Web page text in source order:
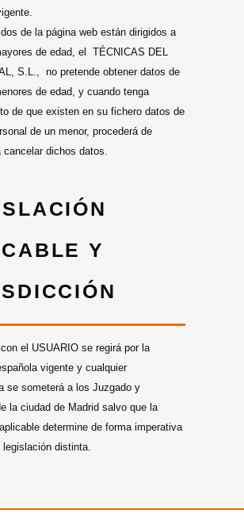
de la página web están dirigidos a
de edad, el TÉCNICAS DEL
S.L., no pretende obtener datos de
de edad, y cuando tenga
de que existen en su fichero datos de
de un menor, procederá de
cancelar dichos datos.
Y
el USUARIO se regirá por la
vigente y cualquier
se someterá a los Juzgado y
la ciudad de Madrid salvo que la
determine de forma imperativa
legislación distinta.